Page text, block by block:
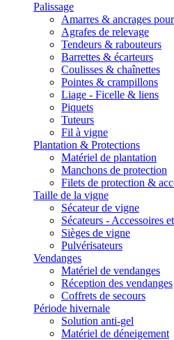
Palissage
Amarres & ancrages
Agrafes de relevage
Tendeurs & rabouteurs
Barrettes & écarteurs
Coulisses & chaînettes
Pointes & crampillons
Liage - Ficelle & liens
Piquets
Tuteurs
Fil à vigne
Plantation & Protections
Matériel de plantation
Manchons de protection
Filets de protection &
Taille de la vigne
Sécateur de vigne
Sécateurs - Accessoires
Sièges de vigne
Pulvérisateurs
Vendanges
Matériel de vendanges
Réception des vendanges
Coffrets de secours
Période hivernale
Solution anti-gel
Matériel de déneigement